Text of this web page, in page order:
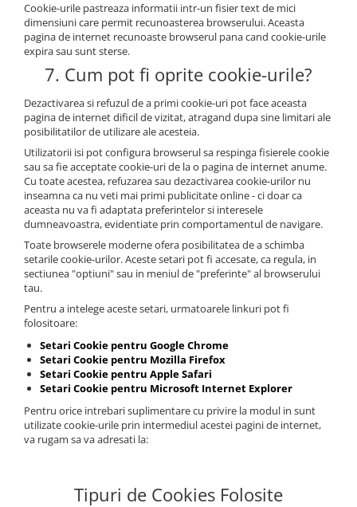
Cookie-urile pastreaza informatii intr-un fisier text de mici
dimensiuni care permit recunoasterea browserului. Aceasta
pagina de internet recunoaste browserul pana cand cookie-urile
expira sau sunt sterse.
7. Cum pot fi oprite cookie-urile?
Dezactivarea si refuzul de a primi cookie-uri pot face aceasta
pagina de internet dificil de vizitat, atragand dupa sine limitari ale
posibilitatilor de utilizare ale acesteia.
Utilizatorii isi pot configura browserul sa respinga fisierele cookie
sau sa fie acceptate cookie-uri de la o pagina de internet anume.
Cu toate acestea, refuzarea sau dezactivarea cookie-urilor nu
inseamna ca nu veti mai primi publicitate online - ci doar ca
aceasta nu va fi adaptata preferintelor si interesele
dumneavoastra, evidentiate prin comportamentul de navigare.
Toate browserele moderne ofera posibilitatea de a schimba
setarile cookie-urilor. Aceste setari pot fi accesate, ca regula, in
sectiunea "optiuni" sau in meniul de "preferinte" al browserului
tau.
Pentru a intelege aceste setari, urmatoarele linkuri pot fi
folositoare:
Setari Cookie pentru Google Chrome
Setari Cookie pentru Mozilla Firefox
Setari Cookie pentru Apple Safari
Setari Cookie pentru Microsoft Internet Explorer
Pentru orice intrebari suplimentare cu privire la modul in sunt
utilizate cookie-urile prin intermediul acestei pagini de internet,
va rugam sa va adresati la:
Tipuri de Cookies Folosite